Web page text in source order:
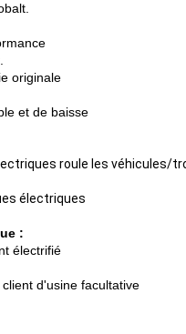
originale
et de baisse
roule les véhicules/
électriques
:
électrifié
d'usine facultative